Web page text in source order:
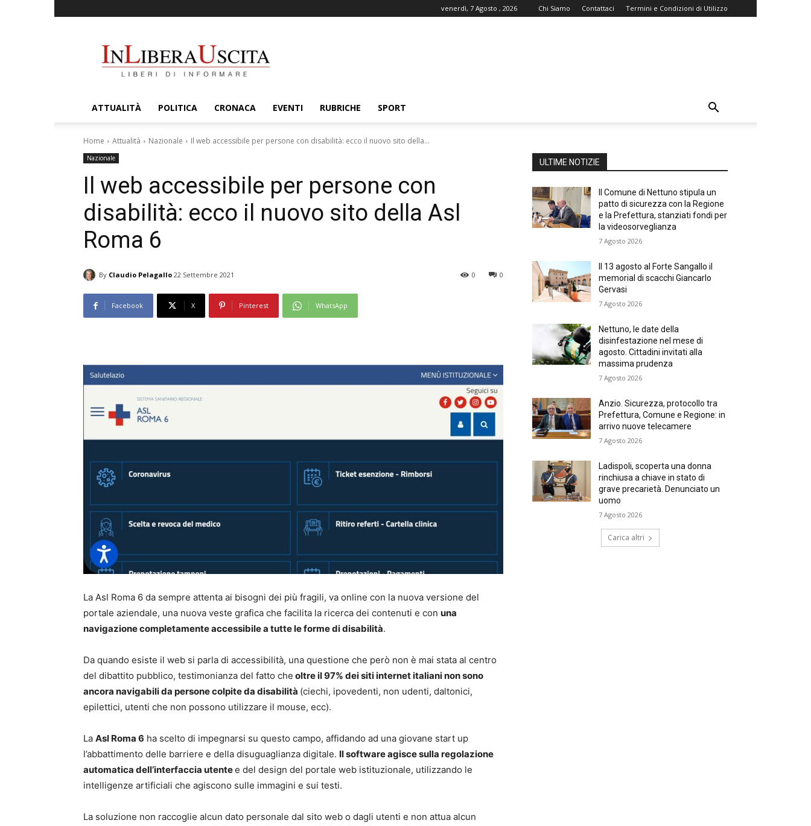
venerdì, 7 Agosto , 2026 Chi Siamo Contattaci Termini e Condizioni di Utilizzo
ATTUALITÀ POLITICA CRONACA EVENTI RUBRICHE SPORT
Home Attualità Nazionale Il web accessibile per persone con disabilità: ecco il nuovo sito della...
Nazionale
Il web accessibile per persone con
disabilità: ecco il nuovo sito della Asl
Roma 6
By Claudio Pelagallo 22 Settembre 2021 0
0
Facebook X Pinterest WhatsApp
La Asl Roma 6 da sempre attenta ai bisogni dei più fragili, va online con la nuova versione del
portale aziendale, una nuova veste grafica che facilita la ricerca dei contenuti e con una
navigazione completamente accessibile a tutte le forme di disabilità.
Da quando esiste il web si parla di accessibilità, una questione che però non è mai stata al centro
del dibattito pubblico, testimonianza del fatto che oltre il 97% dei siti internet italiani non sono
ancora navigabili da persone colpite da disabilità (ciechi, ipovedenti, non udenti, daltonici,
epilettici, utenti che non possono utilizzare il mouse, ecc).
La Asl Roma 6 ha scelto di impegnarsi su questo campo, affidando ad una giovane start up
l’abbattimento delle barriere e della disuguaglianza digitale. Il software agisce sulla regolazione
automatica dell’interfaccia utentee del design del portale web istituzionale, utilizzando le
intelligenze artificiali che agiscono sulle immagini e sui testi.
La soluzione non raccoglie alcun dato personale dal sito web o dagli utenti e non attua alcun
ULTIME NOTIZIE
Il Comune di Nettuno stipula un
patto di sicurezza con la Regione
e la Prefettura, stanziati fondi per
la videosorveglianza
7 Agosto 2026
Il 13 agosto al Forte Sangallo il
memorial di scacchi Giancarlo
Gervasi
7 Agosto 2026
Nettuno, le date della
disinfestazione nel mese di
agosto. Cittadini invitati alla
massima prudenza
7 Agosto 2026
Anzio. Sicurezza, protocollo tra
Prefettura, Comune e Regione: in
arrivo nuove telecamere
7 Agosto 2026
Ladispoli, scoperta una donna
rinchiusa a chiave in stato di
grave precarietà. Denunciato un
uomo
7 Agosto 2026
Carica altri